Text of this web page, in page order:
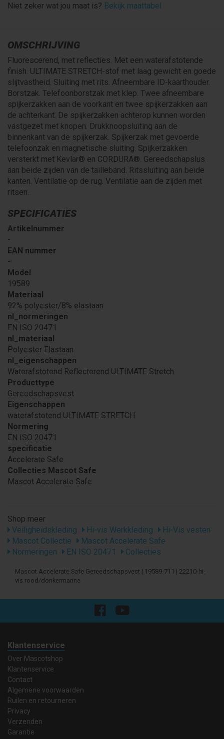
Niet zeker wat jou maat is? Bekijk maattabel
OMSCHRIJVING
Fluorescerend, met reflecties. Met een waterafstotende
finish. ULTIMATE STRETCH-stof met laag gewicht en goede
slijtvastheid. Sluiting met rits. Afneembare ID-kaarthouder.
Borstzak. Telefoonborstzak met klep. Twee afneembare
spijkerzakken aan de voorkant en twee spijkerzakken aan
de achterkant. De spijkerzakken achterop kunnen worden
vastgezet met knopen. Drukknoopsluiting aan de
binnenkant van de spijkerzak. Spijkerzak met gevoerde
telefoonzak en magnetische sluiting. Spijkerzakken
versterkt met Kevlar® en CORDURA®. Gereedschapslus
aan beide zijden van de tailleband. Ritssluiting aan beide
kanten. Ventilatie op de rug. Ventilatie aan de zijden met
ritsen.
SPECIFICATIES
Artikelnummer
-
EAN nummer
-
Model
19589
Materiaal
92% polyester/8% elastaan
nl_normeringen
EN ISO 20471
nl_materiaal
Polyester Elastaan
nl_eigenschappen
Waterafstotend Reflecterend ULTIMATE Stretch
Producttype
Gereedschapsvest
Eigenschappen
waterafstotend ULTIMATE STRETCH
Normering
EN ISO 20471
specificatie
Accelerate Safe
Collecties Mascot Safe
Mascot Accelerate Safe
Shop meer
Veiligheidskleding
Hi-vis Werkkleding
Hi-Vis vesten
Mascot Collectie
Mascot Accelerate Safe
Normeringen
EN ISO 20471 Collecties
Mascot Accelerate Safe Gereedschapsvest | 19589-711 | 22210-hi-
vis rood/donkermarine
Klantenservice
Over Mascotshop
Klantenservice
Contact
Algemene voorwaarden
Ruilen en retourneren
Privacy
Verzenden
Garantie